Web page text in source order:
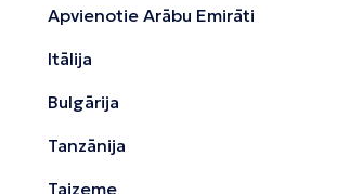
Apvienotie Arābu Emirāti
Itālija
Bulgārija
Tanzānija
Taizeme